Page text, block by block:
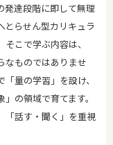
発達段階に即して無理
とらせん型カリキュラ
こで学ぶ内容は、
なものではありませ
量の学習」を設け、
の領域で育てます。
「話す・聞く」を重視